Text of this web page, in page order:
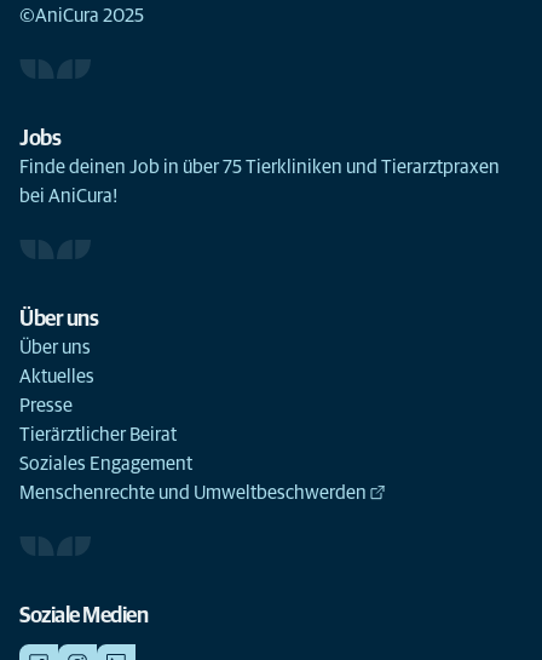
©AniCura 2025
Jobs
Finde deinen Job in über 75 Tierkliniken und Tierarztpraxen
bei AniCura!
Über uns
Über uns
Aktuelles
Presse
Tierärztlicher Beirat
Soziales Engagement
Menschenrechte und Umweltbeschwerden
Soziale Medien